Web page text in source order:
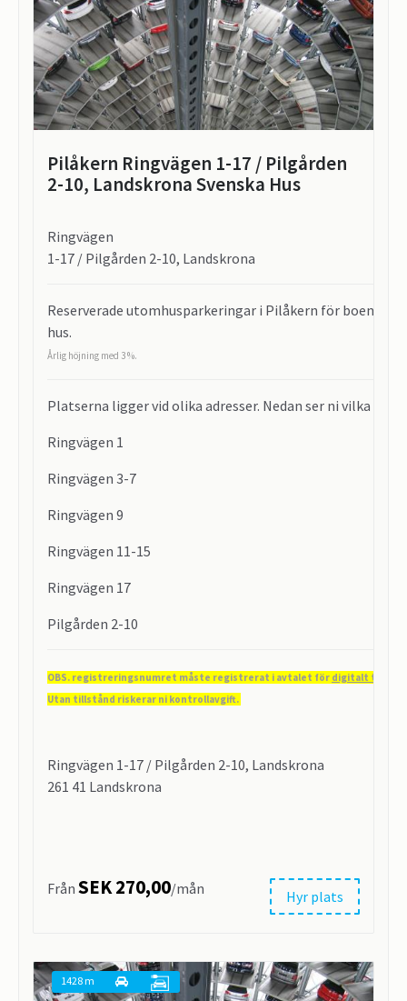
Pilåkern Ringvägen 1-17 / Pilgården
2-10, Landskrona Svenska Hus
Ringvägen
1-17 / Pilgården 2-10, Landskrona
Reserverade utomhusparkeringar i Pilåkern för boende
hus.
Årlig höjning med 3 %.
Platserna ligger vid olika adresser. Nedan ser ni vilka
Ringvägen 1
Ringvägen 3-7
Ringvägen 9
Ringvägen 11-15
Ringvägen 17
Pilgården 2-10
OBS. registreringsnumret måste registrerat i avtalet för digitalt
Utan tillstånd riskerar ni kontrollavgift.
Ringvägen 1-17 / Pilgården 2-10, Landskrona
261 41 Landskrona
Hyr plats
Från SEK 270,00/mån
1428 m